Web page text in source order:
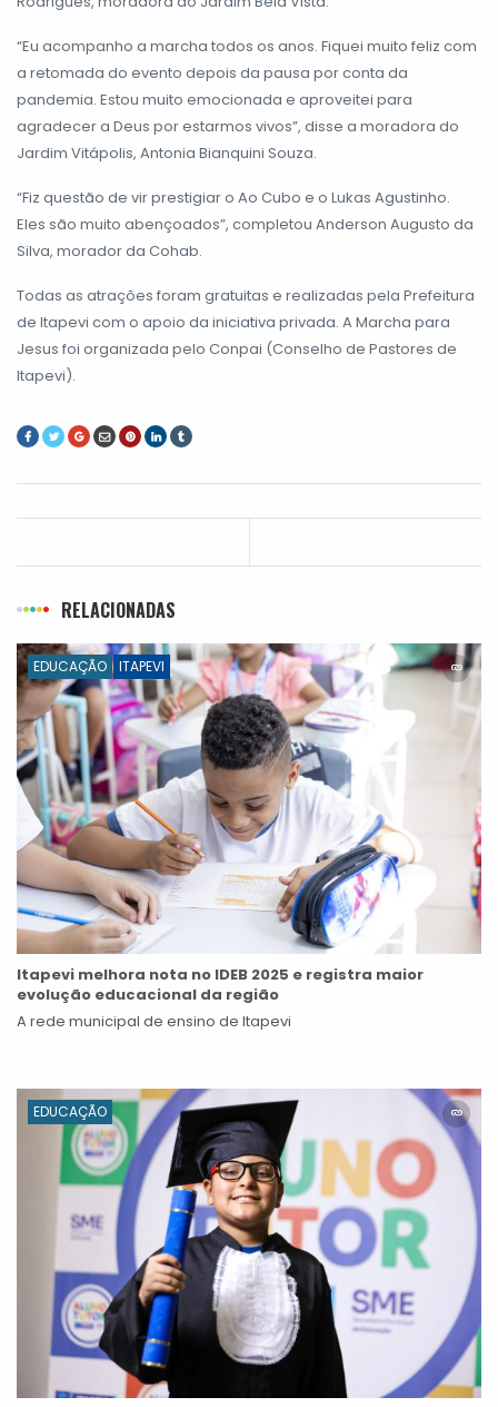
“Eu acompanho a marcha todos os anos. Fiquei muito feliz com
a retomada do evento depois da pausa por conta da
pandemia. Estou muito emocionada e aproveitei para
agradecer a Deus por estarmos vivos”, disse a moradora do
Jardim Vitápolis, Antonia Bianquini Souza.
“Fiz questão de vir prestigiar o Ao Cubo e o Lukas Agustinho.
Eles são muito abençoados”, completou Anderson Augusto da
Silva, morador da Cohab.
Todas as atrações foram gratuitas e realizadas pela Prefeitura
de Itapevi com o apoio da iniciativa privada. A Marcha para
Jesus foi organizada pelo Conpai (Conselho de Pastores de
Itapevi).
RELACIONADAS
EDUCAÇÃO ITAPEVI
Itapevi melhora nota no IDEB 2025 e registra maior
evolução educacional da região
A rede municipal de ensino de Itapevi
EDUCAÇÃO